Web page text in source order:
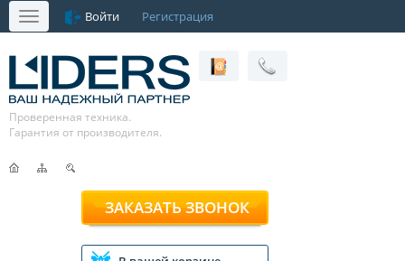
Меню Войти Регистрация
Проверенная техника.
Гарантия от производителя.
ЗАКАЗАТЬ ЗВОНОК